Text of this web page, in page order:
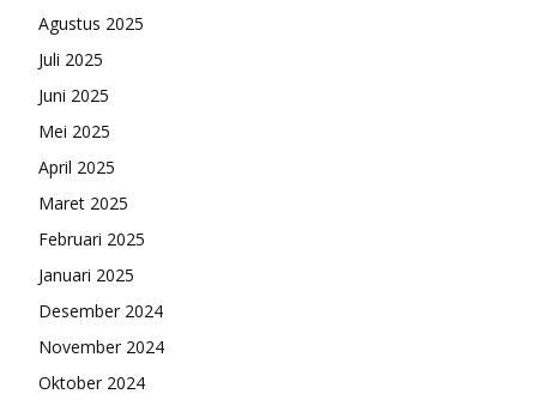
Agustus 2025
Juli 2025
Juni 2025
Mei 2025
April 2025
Maret 2025
Februari 2025
Januari 2025
Desember 2024
November 2024
Oktober 2024